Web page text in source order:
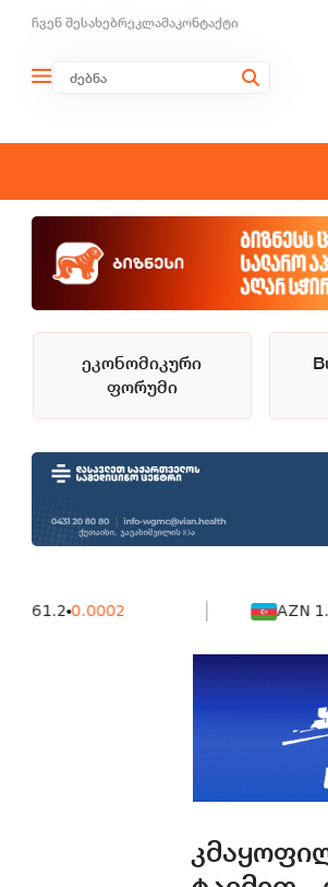
ჩვენ შესახებრეკლამაკონტაქტი
ეკონომიკური
ფორუმი
0.0002 AZN 1.542 -